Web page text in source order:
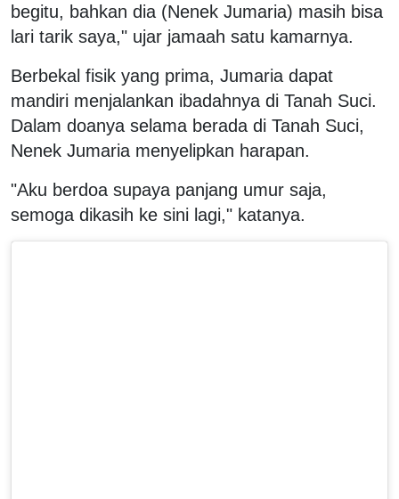
begitu, bahkan dia (Nenek Jumaria) masih bisa
lari tarik saya," ujar jamaah satu kamarnya.
Berbekal fisik yang prima, Jumaria dapat
mandiri menjalankan ibadahnya di Tanah Suci.
Dalam doanya selama berada di Tanah Suci,
Nenek Jumaria menyelipkan harapan.
"Aku berdoa supaya panjang umur saja,
semoga dikasih ke sini lagi," katanya.